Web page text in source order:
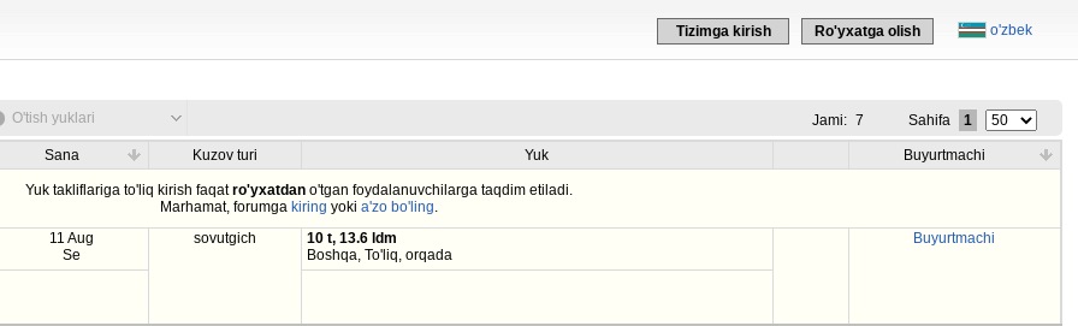
o'zbek
Tizimga kirish Ro'yxatga olish
O'tish yuklari Jami: 7 Sahifa 1
Sana Kuzov turi Yuk Buyurtmachi
Yuk takliflariga to'liq kirish faqatro'yxatdan o'tgan foydalanuvchilarga taqdim etiladi.
Marhamat, forumga kiring yokia'zo bo'ling.
11 Aug
Se
sovutgich
10 t, 13.6 ldm
Boshqa, To'liq, orqada
Buyurtmachi